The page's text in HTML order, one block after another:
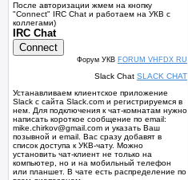
После авторизации жмем на кнопку
"Connect" IRC Chat и работаем на УКВ с
коллегами)
IRC Chat
Форум УКВ FORUM VHFDX RU
Slack Chat SLACK CHAT
Устанавливаем клиентское приложение
Slack с сайта Slack.com и регистрируемся в
нем. Для подключения к чат-комнатам нужно
написать короткое сообщение по email:
mike.chirkov@gmail.com и указать Ваш
позывной и email. Вас сразу добавят в
список доступа к УКВ-чату. Можно
установить чат-клиент не только на
компьютер, но и на мобильный телефон
или планшет. В чате есть распределение по